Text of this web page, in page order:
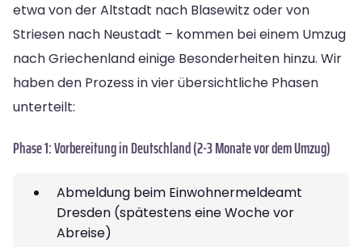
etwa von der Altstadt nach Blasewitz oder von
Striesen nach Neustadt – kommen bei einem Umzug
nach Griechenland einige Besonderheiten hinzu. Wir
haben den Prozess in vier übersichtliche Phasen
unterteilt:
Phase 1: Vorbereitung in Deutschland (2-3 Monate vor dem Umzug)
Abmeldung beim Einwohnermeldeamt
Dresden (spätestens eine Woche vor
Abreise)